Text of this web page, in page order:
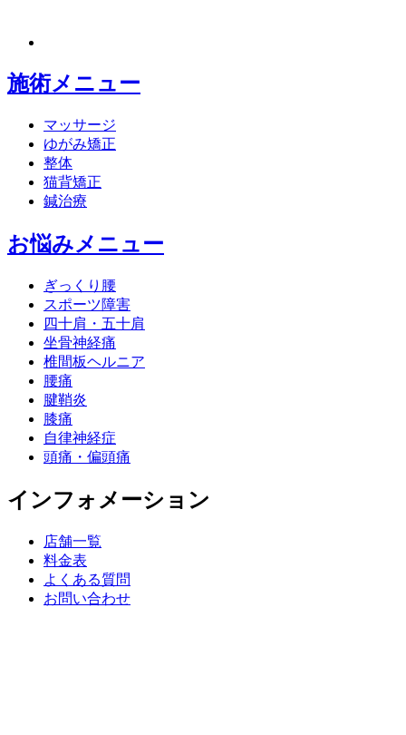
施術メニュー
マッサージ
ゆがみ矯正
整体
猫背矯正
鍼治療
お悩みメニュー
ぎっくり腰
スポーツ障害
四十肩・五十肩
坐骨神経痛
椎間板ヘルニア
腰痛
腱鞘炎
膝痛
自律神経症
頭痛・偏頭痛
インフォメーション
店舗一覧
料金表
よくある質問
お問い合わせ